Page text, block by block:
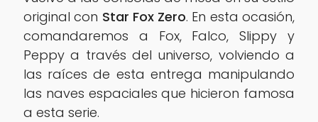
original con Star Fox Zero. En esta ocasión,
comandaremos a Fox, Falco, Slippy y
Peppy a través del universo, volviendo a
las raíces de esta entrega manipulando
las naves espaciales que hicieron famosa
a esta serie.